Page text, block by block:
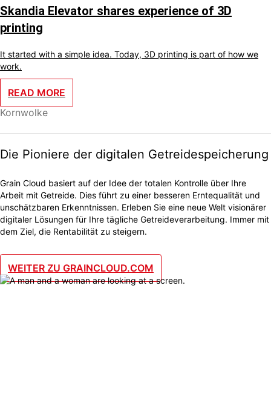
Skandia Elevator shares experience of 3D
printing
It started with a simple idea. Today, 3D printing is part of how we
work.
READ MORE
Kornwolke
Die Pioniere der digitalen Getreidespeicherung
Grain Cloud basiert auf der Idee der totalen Kontrolle über Ihre
Arbeit mit Getreide. Dies führt zu einer besseren Erntequalität und
unschätzbaren Erkenntnissen. Erleben Sie eine neue Welt visionärer
digitaler Lösungen für Ihre tägliche Getreideverarbeitung. Immer mit
dem Ziel, die Rentabilität zu steigern.
WEITER ZU GRAINCLOUD.COM